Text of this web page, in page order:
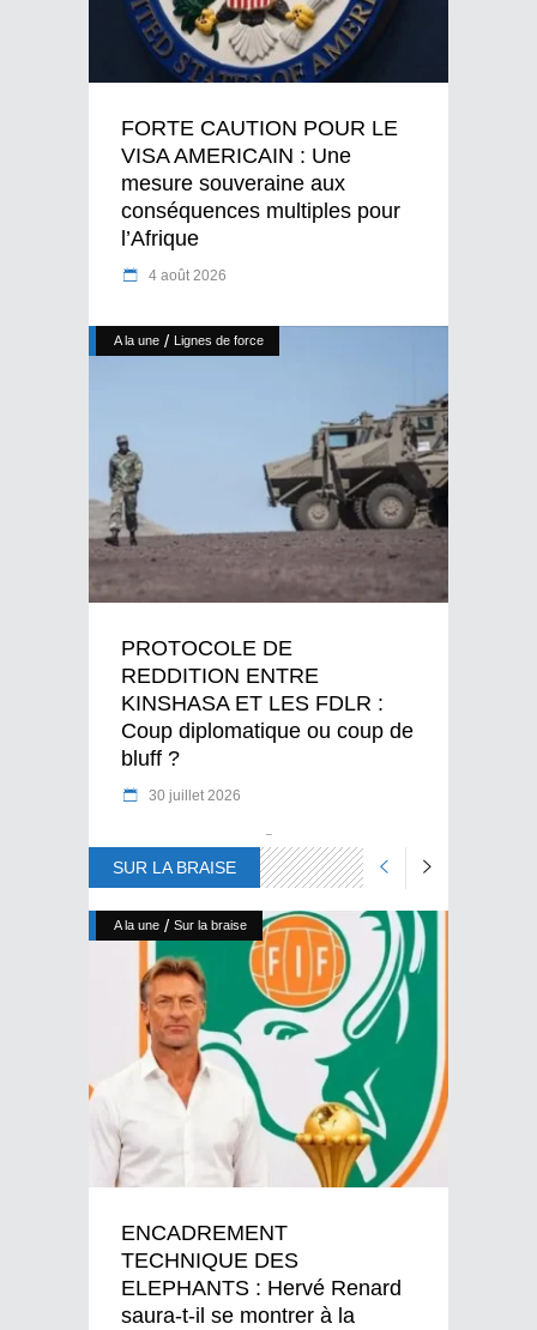
FORTE CAUTION POUR LE
VISA AMERICAIN : Une
mesure souveraine aux
conséquences multiples pour
l’Afrique
4 août 2026
A la une / Lignes de force
PROTOCOLE DE
REDDITION ENTRE
KINSHASA ET LES FDLR :
Coup diplomatique ou coup de
bluff ?
30 juillet 2026
SUR LA BRAISE
A la une / Sur la braise
ENCADREMENT
TECHNIQUE DES
ELEPHANTS : Hervé Renard
saura-t-il se montrer à la